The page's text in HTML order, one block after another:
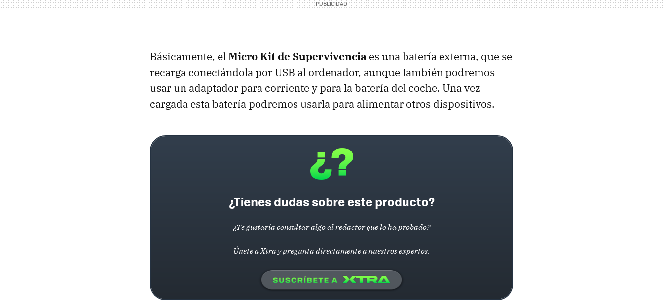
Básicamente, elMicro Kit de Supervivencia es una batería externa, que se
recarga conectándola por USB al ordenador, aunque también podremos
usar un adaptador para corriente y para la batería del coche. Una vez
cargada esta batería podremos usarla para alimentar otros dispositivos.
¿Tienes dudas sobre este producto?
¿Te gustaría consultar algo al redactor que lo ha probado?
Únete a Xtra y pregunta directamente a nuestros expertos.